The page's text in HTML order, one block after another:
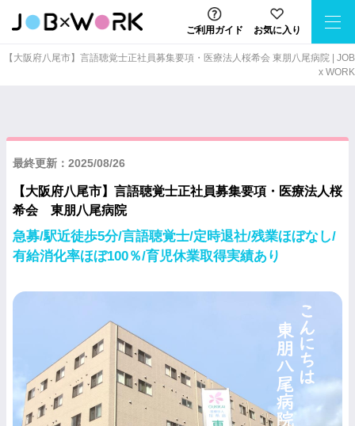
ご利用ガイド お気に入り
【大阪府八尾市】言語聴覚士正社員募集要項・医療法人桜希会 東朋八尾病院 | JOB
x WORK
最終更新：2025/08/26
【大阪府八尾市】言語聴覚士正社員募集要項・医療法人桜
希会 東朋八尾病院
急募/駅近徒歩5分/言語聴覚士/定時退社/残業ほぼなし/
有給消化率ほぼ100％/育児休業取得実績あり